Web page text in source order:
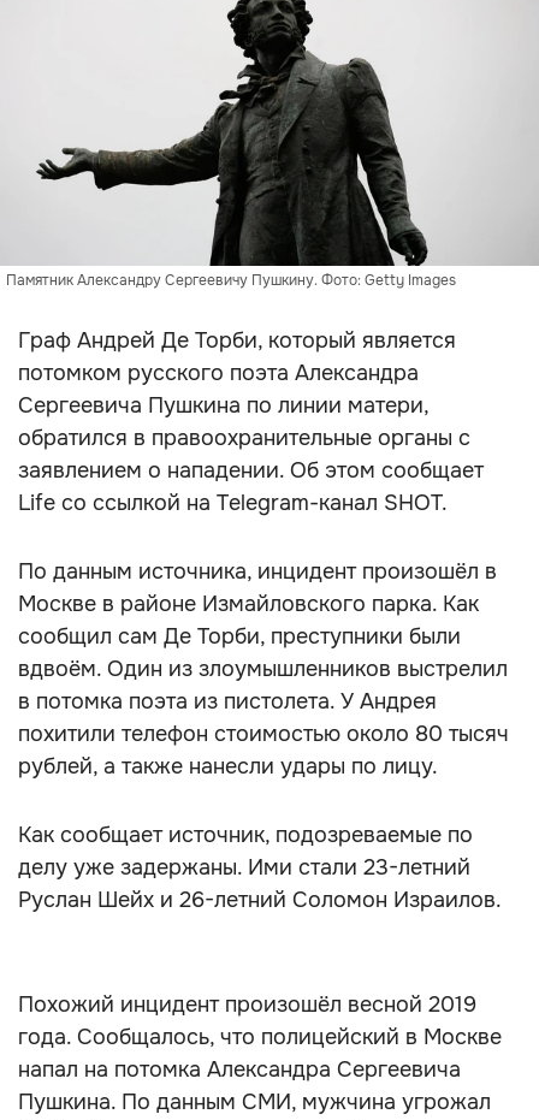
Памятник Александру Сергеевичу Пушкину. Фото: Getty Images
Граф Андрей Де Торби, который является
потомком русского поэта Александра
Сергеевича Пушкина по линии матери,
обратился в правоохранительные органы с
заявлением о нападении. Об этом сообщает
Life cо ссылкой на Telegram-канал SHOT.
По данным источника, инцидент произошёл в
Москве в районе Измайловского парка. Как
сообщил сам Де Торби, преступники были
вдвоём. Один из злоумышленников выстрелил
в потомка поэта из пистолета. У Андрея
похитили телефон стоимостью около 80 тысяч
рублей, а также нанесли удары по лицу.
Как сообщает источник, подозреваемые по
делу уже задержаны. Ими стали 23-летний
Руслан Шейх и 26-летний Соломон Израилов.
Похожий инцидент произошёл весной 2019
года. Сообщалось, что полицейский в Москве
напал на потомка Александра Сергеевича
Пушкина. По данным СМИ, мужчина угрожал